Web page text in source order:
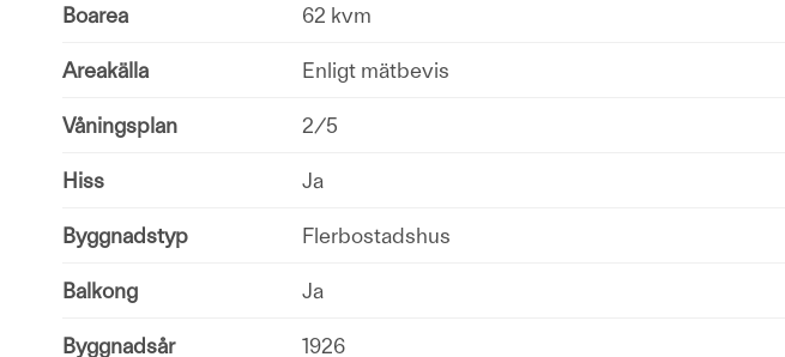
Boarea 62 kvm
Areakälla Enligt mätbevis
Våningsplan 2/5
Hiss Ja
Byggnadstyp Flerbostadshus
Balkong Ja
Byggnadsår 1926